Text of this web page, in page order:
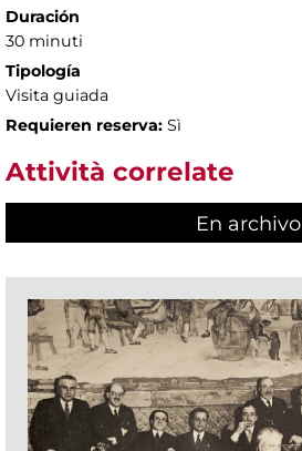
Duración
30 minuti
Tipología
Visita guiada
Requieren reserva: Sì
Attività correlate
En archivo